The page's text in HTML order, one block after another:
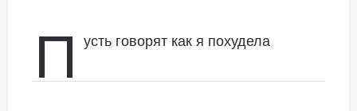
П усть говорят как я похудела